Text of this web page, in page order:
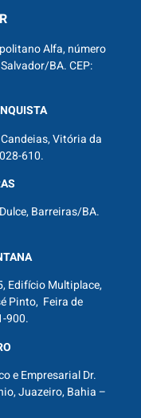
Alfa, número
BA. CEP:
Vitória da
610.
Barreiras/BA.
Edifício Multiplace,
Pinto, Feira de
900.
e Empresarial Dr.
Juazeiro, Bahia –